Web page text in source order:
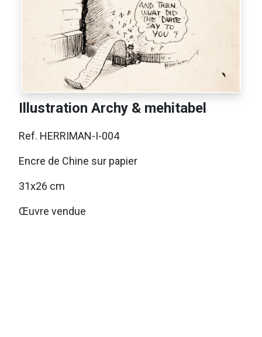
Illustration Archy & mehitabel
Ref. HERRIMAN-I-004
Encre de Chine sur papier
31x26 cm
Œuvre vendue